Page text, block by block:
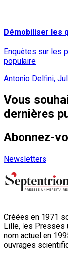
Démobiliser les
Enquêtes sur les
populaire
Antonio Delfini,
Vous
dernières
Abonnez-
Newsletters
Créées en 1971
Lille, les Presses
nom actuel en
ouvrages